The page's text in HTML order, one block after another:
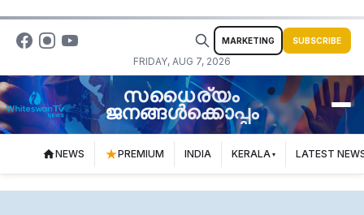
FRIDAY, AUG 7, 2026
MARKETING SUBSCRIBE
സധൈര്യം
ജനങ്ങൾക്കൊപ്പം
NEWS PREMIUM INDIA KERALA LATEST